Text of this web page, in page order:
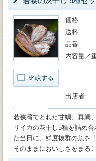
比較する
価格
送料
品番
内容量／
出店者
若狭湾でとれた甘鯛、真鯛
リイカの灰干し5種を詰め
た当日に、鮮度抜群の魚を
そのままにおいしさをまる